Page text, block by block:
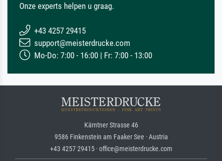
Onze experts helpen u graag.
+43 4257 29415
support@meisterdrucke.com
Mo-Do: 7:00 - 16:00 | Fr: 7:00 - 13:00
Kärntner Strasse 46
9586 Finkenstein am Faaker See · Austria
+43 4257 29415 · office@meisterdrucke.com